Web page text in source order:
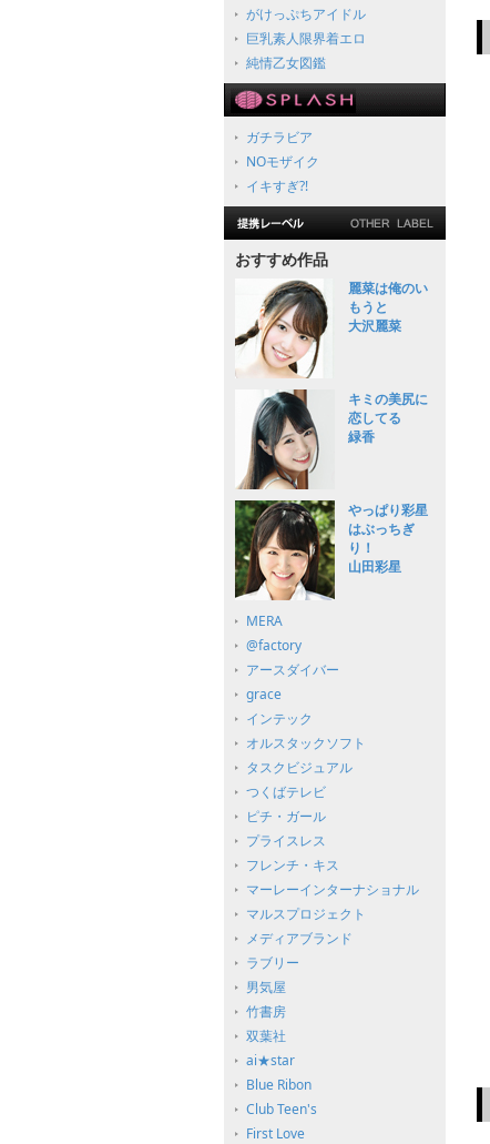
がけっぷちアイドル
巨乳素人限界着エロ
純情乙女図鑑
ガチラビア
NOモザイク
イキすぎ?!
おすすめ作品
麗菜は俺のい
もうと
大沢麗菜
キミの美尻に
恋してる
緑香
やっぱり彩星
はぶっちぎ
り！
山田彩星
MERA
@factory
アースダイバー
grace
インテック
オルスタックソフト
タスクビジュアル
つくばテレビ
ピチ・ガール
プライスレス
フレンチ・キス
マーレーインターナショナル
マルスプロジェクト
メディアブランド
ラブリー
男気屋
竹書房
双葉社
ai★star
Blue Ribon
Club Teen's
First Love